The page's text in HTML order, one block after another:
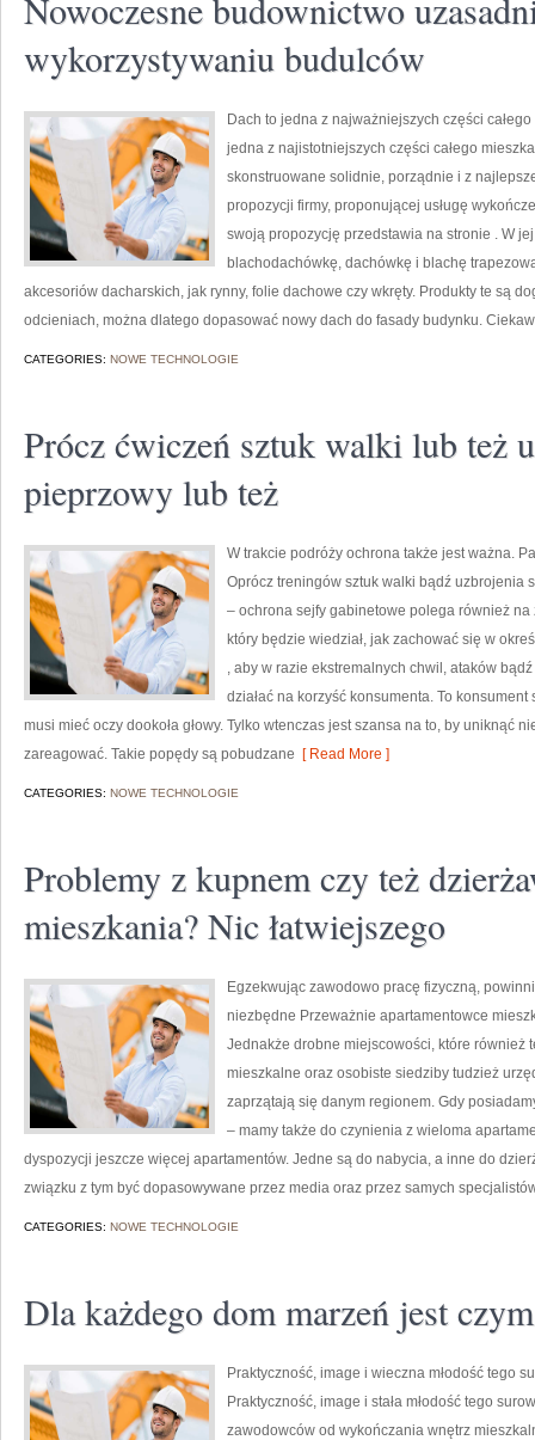
Nowoczesne budownictwo
wykorzystywaniu budulców
Dach to jedna z najważniejszych części
jedna z najistotniejszych części całego
skonstruowane solidnie, porządnie i z
propozycji firmy, proponującej usługę
swoją propozycję przedstawia na stronie . W
blachodachówkę, dachówkę i blachę
akcesoriów dacharskich, jak rynny, folie dachowe czy wkręty. Produkty te są
odcieniach, można dlatego dopasować nowy dach do fasady budynku.
CATEGORIES: NOWE TECHNOLOGIE
Prócz ćwiczeń sztuk walki lub też
pieprzowy lub też
W trakcie podróży ochrona także jest ważna.
Oprócz treningów sztuk walki bądź uzbrojenia
– ochrona sejfy gabinetowe polega również
który będzie wiedział, jak zachować się w
, aby w razie ekstremalnych chwil, ataków
działać na korzyść konsumenta. To
musi mieć oczy dookoła głowy. Tylko wtenczas jest szansa na to, by uniknąć
zareagować. Takie popędy są pobudzane [ Read More ]
CATEGORIES: NOWE TECHNOLOGIE
Problemy z kupnem czy też
mieszkania? Nic łatwiejszego
Egzekwując zawodowo pracę fizyczną,
niezbędne Przeważnie apartamentowce
Jednakże drobne miejscowości, które również
mieszkalne oraz osobiste siedziby tudzież
zaprzątają się danym regionem. Gdy
– mamy także do czynienia z wieloma
dyspozycji jeszcze więcej apartamentów. Jedne są do nabycia, a inne do
związku z tym być dopasowywane przez media oraz przez samych
CATEGORIES: NOWE TECHNOLOGIE
Dla każdego dom marzeń jest
Praktyczność, image i wieczna młodość tego
Praktyczność, image i stała młodość tego
zawodowców od wykończania wnętrz